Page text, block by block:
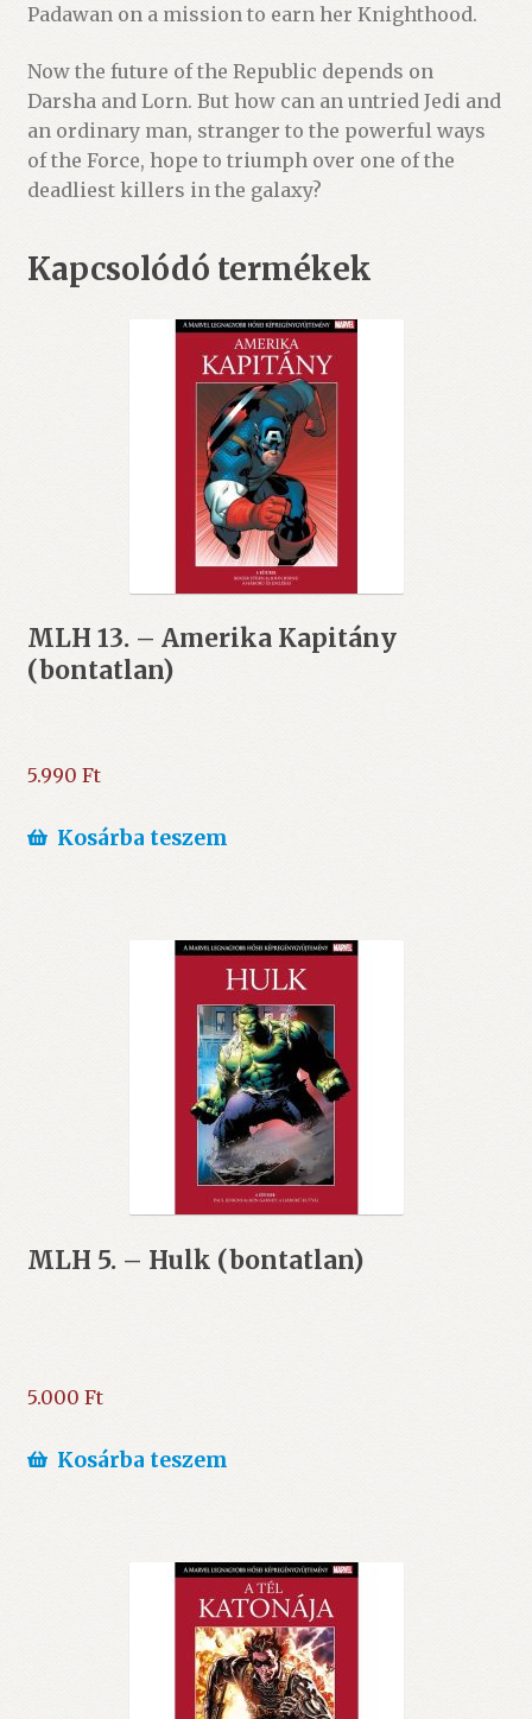
Padawan on a mission to earn her Knighthood.
Now the future of the Republic depends on
Darsha and Lorn. But how can an untried Jedi and
an ordinary man, stranger to the powerful ways
of the Force, hope to triumph over one of the
deadliest killers in the galaxy?
Kapcsolódó termékek
MLH 13. – Amerika Kapitány
(bontatlan)
5.990 Ft
Kosárba teszem
MLH 5. – Hulk (bontatlan)
5.000 Ft
Kosárba teszem